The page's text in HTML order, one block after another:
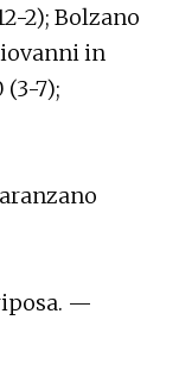
2); Bolzano
in
7);
—